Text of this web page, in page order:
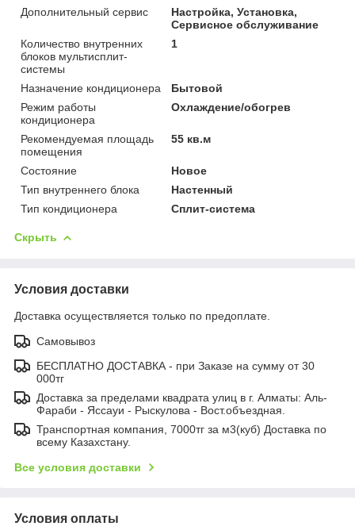
Дополнительный сервис
Настройка, Установка,
Сервисное обслуживание
Количество внутренних
блоков мультисплит-
системы
1
Назначение кондиционера
Бытовой
Режим работы
кондиционера
Охлаждение/обогрев
Рекомендуемая площадь
помещения
55 кв.м
Состояние
Новое
Тип внутреннего блока
Настенный
Тип кондиционера
Сплит-система
Скрыть
Условия доставки
Доставка осуществляется только по предоплате.
Самовывоз
БЕСПЛАТНО ДОСТАВКА - при Заказе на сумму от 30
000тг
Доставка за пределами квадрата улиц в г. Алматы: Аль-
Фараби - Яссауи - Рыскулова - Вост.объездная.
Транспортная компания, 7000тг за м3(куб) Доставка по
всему Казахстану.
Все условия доставки
Условия оплаты